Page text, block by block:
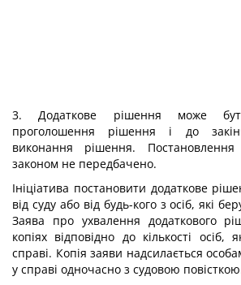
3. Додаткове рішення може
проголошення рішення і до
виконання рішення. Постановлення
законом не передбачено.
Ініціатива постановити додаткове
від суду або від будь-кого з осіб, які
Заява про ухвалення додаткового
копіях відповідно до кількості осіб,
справі. Копія заяви надсилається
у справі одночасно з судовою